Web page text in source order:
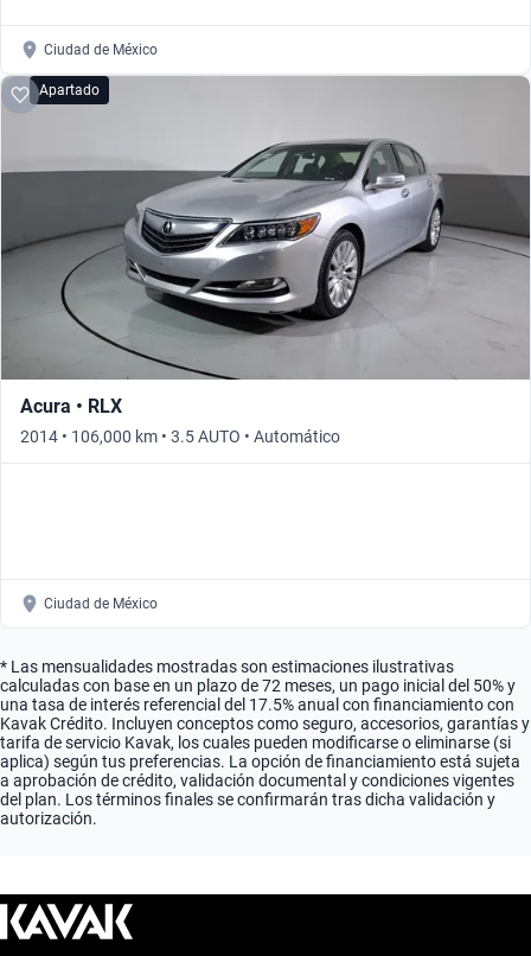
Ciudad de México
Apartado
Acura • RLX
2014 • 106,000 km • 3.5 AUTO • Automático
Ciudad de México
* Las mensualidades mostradas son estimaciones ilustrativas
calculadas con base en un plazo de 72 meses, un pago inicial del 50% y
una tasa de interés referencial del 17.5% anual con financiamiento con
Kavak Crédito. Incluyen conceptos como seguro, accesorios, garantías y
tarifa de servicio Kavak, los cuales pueden modificarse o eliminarse (si
aplica) según tus preferencias. La opción de financiamiento está sujeta
a aprobación de crédito, validación documental y condiciones vigentes
del plan. Los términos finales se confirmarán tras dicha validación y
autorización.